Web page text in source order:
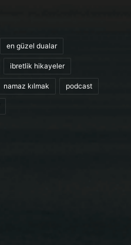
en güzel dualar
ibretlik hikayeler
namaz kılmak podcast